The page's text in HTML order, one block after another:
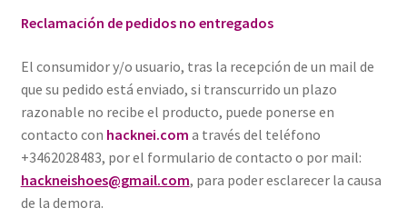
Redes Sociales
Contacto
Reclamación de pedidos no entregados
El consumidor y/o usuario, tras la recepción de un mail de
que su pedido está enviado, si transcurrido un plazo
razonable no recibe el producto, puede ponerse en
contacto con hacknei.com a través del teléfono
+3462028483, por el formulario de contacto o por mail:
hackneishoes@gmail.com, para poder esclarecer la causa
de la demora.